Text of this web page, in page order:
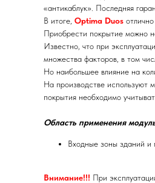
«антикаблук». Последняя
В итоге, Optima Duos
Приобрести покрытие можно
Известно, что при
множества факторов, в том
Но наибольшее влияние на
На производстве используют
покрытия необходимо
Область применения
Входные зоны зданий и
Внимание!!! При